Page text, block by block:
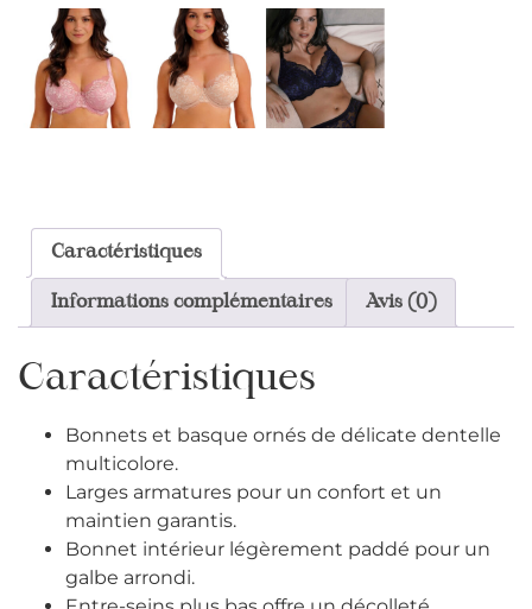
Caractéristiques
Informations complémentaires Avis (0)
Caractéristiques
Bonnets et basque ornés de délicate dentelle
multicolore.
Larges armatures pour un confort et un
maintien garantis.
Bonnet intérieur légèrement paddé pour un
galbe arrondi.